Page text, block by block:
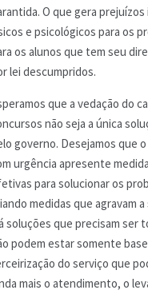
O que gera
e psicológicos para os
os alunos que tem seu
lei descumpridos.
que a vedação do
não seja a única
governo. Desejamos que
urgência apresente
para solucionar os
medidas que agravam
soluções que precisam ser
podem estar somente
do serviço que
mais o atendimento, o